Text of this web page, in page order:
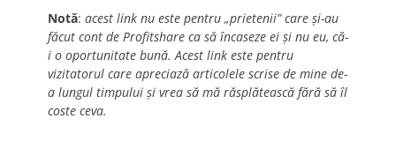
Notă: acest link nu este pentru „prietenii” care și-au
făcut cont de Profitshare ca să încaseze ei și nu eu, că-
i o oportunitate bună. Acest link este pentru
vizitatorul care apreciază articolele scrise de mine de-
a lungul timpului și vrea să mă răsplătească fără să îl
coste ceva.